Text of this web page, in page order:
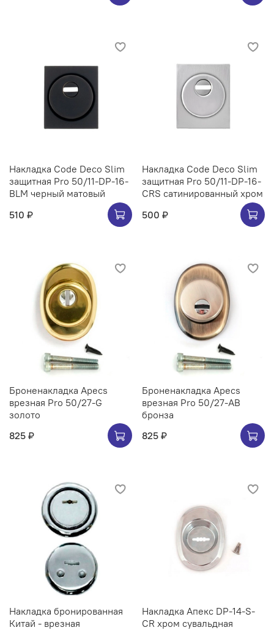
Накладка Code Deco Slim
защитная Pro 50/11-DP-16-
BLM черный матовый
510 ₽
Накладка Code Deco Slim
защитная Pro 50/11-DP-16-
CRS сатинированный хром
500 ₽
Броненакладка Apecs
врезная Pro 50/27-G
золото
825 ₽
Броненакладка Apecs
врезная Pro 50/27-AB
бронза
825 ₽
Накладка бронированная
Китай - врезная
Накладка Апекс DP-14-S-
CR хром сувальдная